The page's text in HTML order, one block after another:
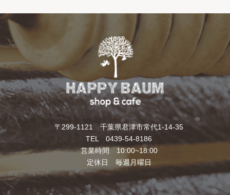
〒299-1121 千葉県君津市常代1-14-35
TEL 0439-54-8186
営業時間 10:00~18:00
定休日 毎週月曜日